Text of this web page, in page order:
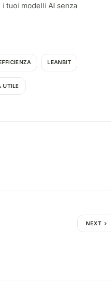
tuoi modelli AI senza
LEANBIT
UTILE
NEXT